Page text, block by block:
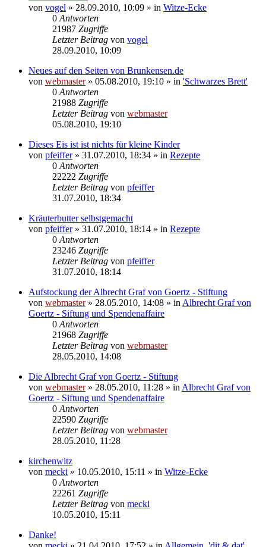
von vogel » 28.09.2010, 10:09 » in Witze-Ecke
0 Antworten
21987 Zugriffe
Letzter Beitrag von vogel
28.09.2010, 10:09
Neues auf den Seiten von Brunkensen.de
von webmaster» 05.08.2010, 19:10 » in 'Schwarzes Brett'
0 Antworten
21988 Zugriffe
Letzter Beitrag von webmaster
05.08.2010, 19:10
Dieses Eis ist ist nichts für kleine Kinder
von pfeiffer» 31.07.2010, 18:34 » in Rezepte
0 Antworten
22222 Zugriffe
Letzter Beitrag von pfeiffer
31.07.2010, 18:34
Kräuterbutter selbstgemacht
von pfeiffer» 31.07.2010, 18:14 » in Rezepte
0 Antworten
23246 Zugriffe
Letzter Beitrag von pfeiffer
31.07.2010, 18:14
Aufstockung der Albrecht Graf von Goertz - Stiftung
von webmaster» 28.05.2010, 14:08 » in Albrecht Graf von
Goertz - Siftung und Spendenaffaire
0 Antworten
21968 Zugriffe
Letzter Beitrag von webmaster
28.05.2010, 14:08
Die Albrecht Graf von Goertz - Stiftung
von webmaster» 28.05.2010, 11:28 » in Albrecht Graf von
Goertz - Siftung und Spendenaffaire
0 Antworten
22590 Zugriffe
Letzter Beitrag von webmaster
28.05.2010, 11:28
kirchenwitz
von mecki » 10.05.2010, 15:11 » in Witze-Ecke
0 Antworten
22261 Zugriffe
Letzter Beitrag von mecki
10.05.2010, 15:11
Danke!